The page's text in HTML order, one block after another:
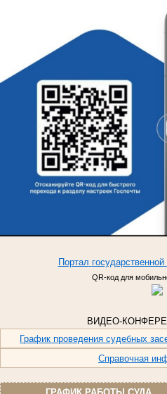
Портал государственной
QR-код для
ВИДЕО-
График проведения судебных
Справочная